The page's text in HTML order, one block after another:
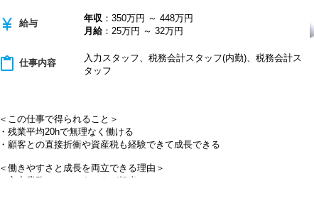
currency_yen 給与 年収 ：350万円 ～ 448万円
月給：25万円 ～ 32万円
content_paste 仕事内容
入力スタッフ、税務会計スタッフ(内勤)、税務会計ス
タッフ
＜この仕事で得られること＞
・残業平均20hで無理なく働ける
・顧客との直接折衝や資産税も経験できて成長できる
＜働きやすさと成長を両立できる理由＞
・入力業務はアシスタントが担当